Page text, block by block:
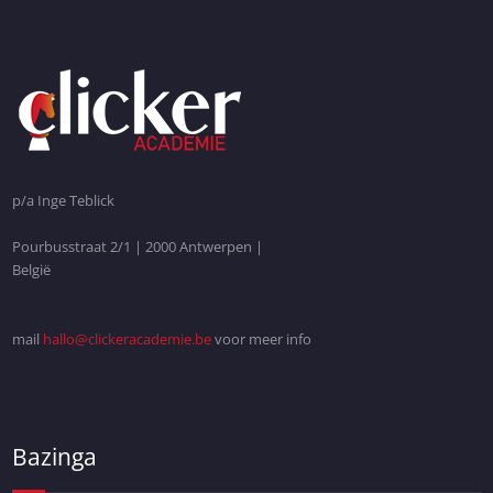
p/a Inge Teblick
Pourbusstraat 2/1 | 2000 Antwerpen |
België
mail hallo@clickeracademie.bevoor meer info
Bazinga